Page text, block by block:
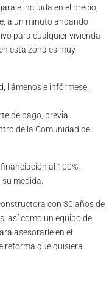
incluida en el precio,
a un minuto andando
para cualquier vivienda
esta zona es muy
llámenos e infórmese,
de pago, previa
de la Comunidad de
al 100%.
medida.
con 30 años de
así como un equipo de
asesorarle en el
reforma que quisiera